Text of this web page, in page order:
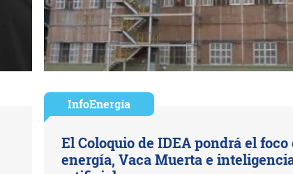
InfoEnergía
El Coloquio de IDEA pondrá el foco
energía, Vaca Muerta e